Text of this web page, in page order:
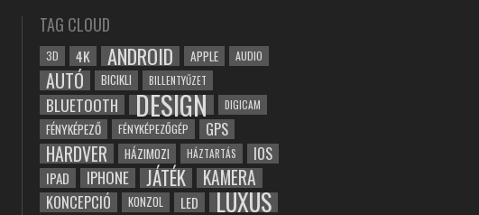
TAG CLOUD
3D 4K ANDROID APPLE AUDIO
AUTÓ BICIKLI BILLENTYŰZET
BLUETOOTH DESIGN DIGICAM
FÉNYKÉPEZŐ FÉNYKÉPEZŐGÉP GPS
HARDVER HÁZIMOZI HÁZTARTÁS IOS
IPAD IPHONE JÁTÉK KAMERA
KONCEPCIÓ KONZOL LED LUXUS